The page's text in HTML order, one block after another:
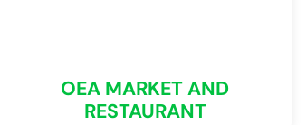
OEA MARKET AND
RESTAURANT